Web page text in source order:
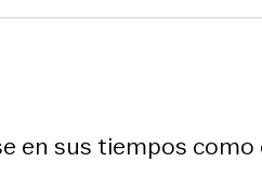
en sus tiempos